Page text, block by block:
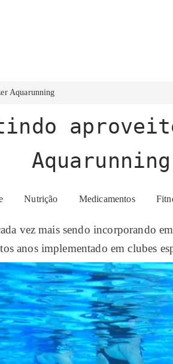
Nutrição Medicamentos
Aquarunning
Aquarunning
Tópico:Fitness
vez mais sendo incorporando
anos implementado em clubes